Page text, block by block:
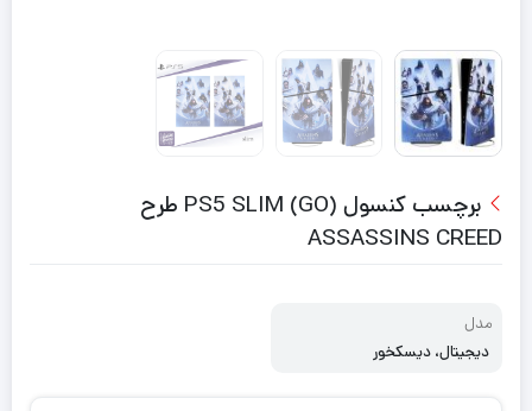
برچسب کنسول PS5 SLIM (GO) طرح
ASSASSINS CREED
مدل
دیجیتال، دیسکخور